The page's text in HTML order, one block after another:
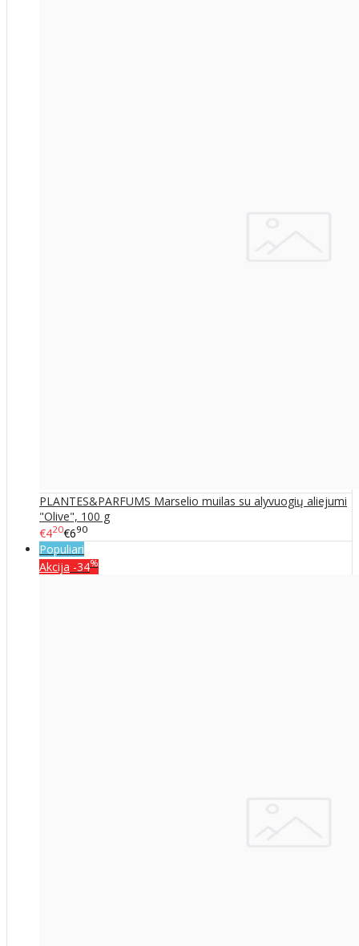
PLANTES&PARFUMS Marselio muilas su alyvuogių aliejumi
"Olive", 100 g
€420€690
Populiari
Akcija -34%